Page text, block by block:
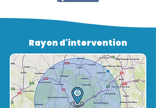
Rayon d'intervention